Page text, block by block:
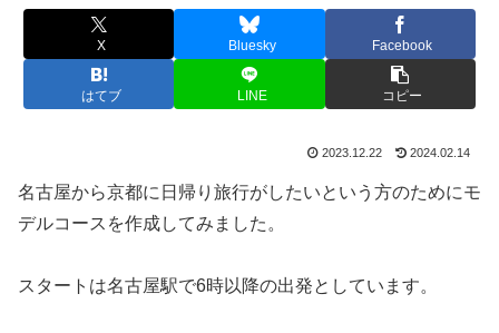
X Bluesky Facebook
はてブ LINE コピー
2023.12.22 2024.02.14
名古屋から京都に日帰り旅行がしたいという方のためにモ
デルコースを作成してみました。
スタートは名古屋駅で6時以降の出発としています。